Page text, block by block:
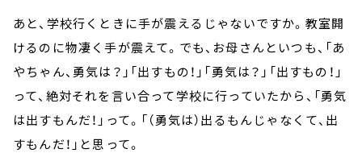
あと、学校行くときに手が震えるじゃないですか。教室開
けるのに物凄く手が震えて。でも、お母さんといつも、「あ
やちゃん、勇気は？」「出すもの！」「勇気は？」「出すもの！」
って、絶対それを言い合って学校に行っていたから、「勇気
は出すもんだ！」って。「（勇気は）出るもんじゃなくて、出
すもんだ！」と思って。